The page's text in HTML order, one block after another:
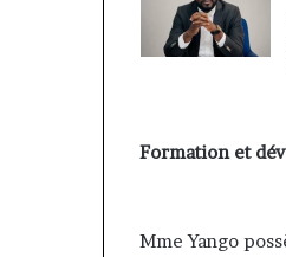
Formation et
Mme Yango